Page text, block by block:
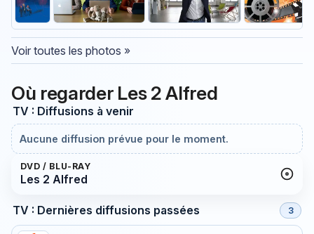
Voir toutes les photos »
Où regarder Les 2 Alfred
TV : Diffusions à venir
Aucune diffusion prévue pour le moment.
DVD / BLU-RAY
Les 2 Alfred
TV : Dernières diffusions passées 3